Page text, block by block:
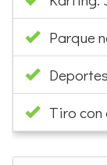
Tiro con
SERVICIOS